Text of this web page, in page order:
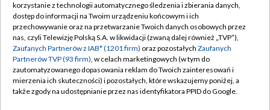
TVP
Abonament TVP
Emisja w TVP
Centrum informacji TVP
Naziemna Telewizja Cyfrowa
Regulamin TVP
Polityka prywatności
Moje zgody
Pomoc
korzystanie z technologii automatycznego śledzenia i zbierania danych,
dostęp do informacji na Twoim urządzeniu końcowym i ich
przechowywanie oraz na przetwarzanie Twoich danych osobowych przez
nas, czyli Telewizję Polską S.A. w likwidacji (zwaną dalej również „TVP”),
Zaufanych Partnerów z IAB* (1201 firm) oraz pozostałych Zaufanych
Partnerów TVP (93 firm), w celach marketingowych (w tym do
zautomatyzowanego dopasowania reklam do Twoich zainteresowań i
mierzenia ich skuteczności) i pozostałych, które wskazujemy poniżej, a
także zgody na udostępnianie przez nas identyfikatora PPID do Google.